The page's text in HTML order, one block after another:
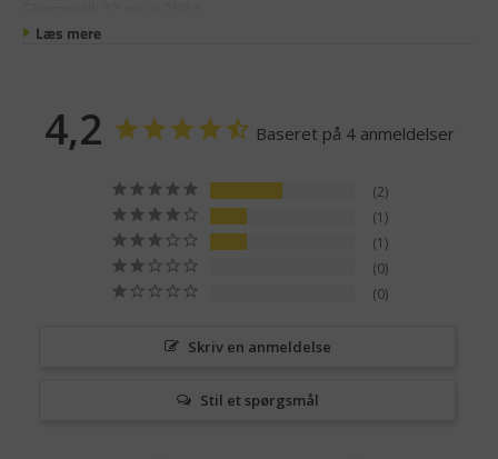
Læs mere
4,2 Baseret på 4 anmeldelser
2
1
1
0
0
Skriv en anmeldelse
Stil et spørgsmål